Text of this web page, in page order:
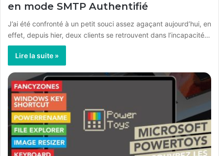
en mode SMTP Authentifié
J’ai été confronté à un petit souci assez agaçant aujourd’hui, en
effet, depuis hier, deux clients se retrouvent dans l’incapacité…
Lire la suite »